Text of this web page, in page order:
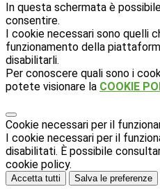
In questa schermata è
consentire.
I cookie necessari sono quelli
funzionamento della
disabilitarli.
Per conoscere quali sono i
potete visionare la COOKIE
Cookie necessari per il
I cookie necessari per il
disabilitati. È possibile
cookie policy.
Accetta tutti Salva le preferenze